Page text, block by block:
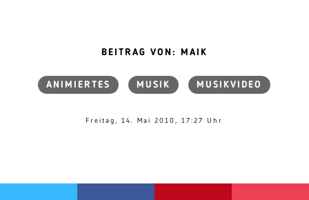
BEITRAG VON: MAIK
ANIMIERTES MUSIK MUSIKVIDEO
Freitag, 14. Mai 2010, 17:27 Uhr